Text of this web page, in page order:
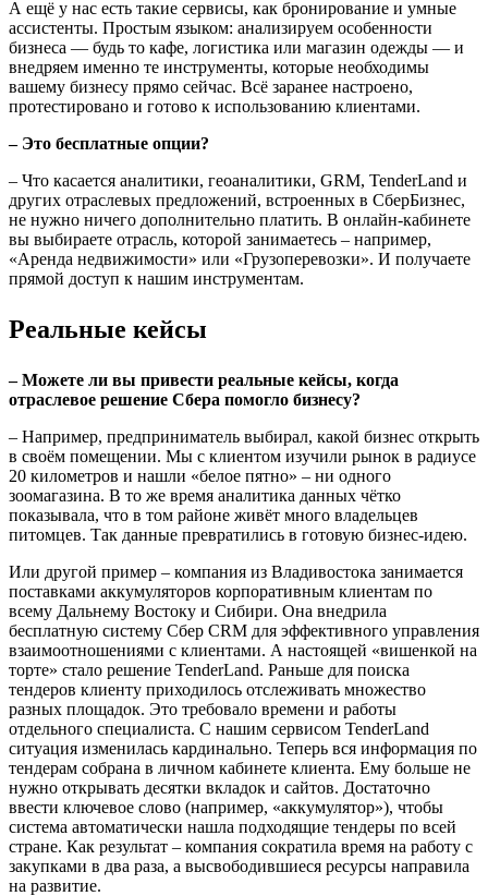
А ещё у нас есть такие сервисы, как бронирование и умные
ассистенты. Простым языком: анализируем особенности
бизнеса — будь то кафе, логистика или магазин одежды — и
внедряем именно те инструменты, которые необходимы
вашему бизнесу прямо сейчас. Всё заранее настроено,
протестировано и готово к использованию клиентами.
– Это бесплатные опции?
– Что касается аналитики, геоаналитики, GRM, TenderLand и
других отраслевых предложений, встроенных в СберБизнес,
не нужно ничего дополнительно платить. В онлайн-кабинете
вы выбираете отрасль, которой занимаетесь – например,
«Аренда недвижимости» или «Грузоперевозки». И получаете
прямой доступ к нашим инструментам.
Реальные кейсы
– Можете ли вы привести реальные кейсы, когда
отраслевое решение Сбера помогло бизнесу?
– Например, предприниматель выбирал, какой бизнес открыть
в своём помещении. Мы с клиентом изучили рынок в радиусе
20 километров и нашли «белое пятно» – ни одного
зоомагазина. В то же время аналитика данных чётко
показывала, что в том районе живёт много владельцев
питомцев. Так данные превратились в готовую бизнес-идею.
Или другой пример – компания из Владивостока занимается
поставками аккумуляторов корпоративным клиентам по
всему Дальнему Востоку и Сибири. Она внедрила
бесплатную систему Сбер CRM для эффективного управления
взаимоотношениями с клиентами. А настоящей «вишенкой на
торте» стало решение TenderLand. Раньше для поиска
тендеров клиенту приходилось отслеживать множество
разных площадок. Это требовало времени и работы
отдельного специалиста. С нашим сервисом TenderLand
ситуация изменилась кардинально. Теперь вся информация по
тендерам собрана в личном кабинете клиента. Ему больше не
нужно открывать десятки вкладок и сайтов. Достаточно
ввести ключевое слово (например, «аккумулятор»), чтобы
система автоматически нашла подходящие тендеры по всей
стране. Как результат – компания сократила время на работу с
закупками в два раза, а высвободившиеся ресурсы направила
на развитие.